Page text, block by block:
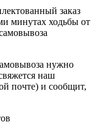
заказ
минутах ходьбы от
нужно
наш
почте) и сообщит,